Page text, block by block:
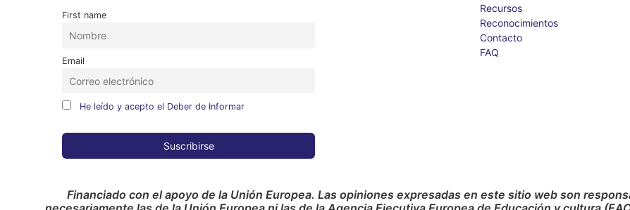
First name
Email
He leído y acepto el Deber de Informar
Recursos
Reconocimientos
Contacto
FAQ
Financiado con el apoyo de la Unión Europea. Las opiniones expresadas en este sitio web son